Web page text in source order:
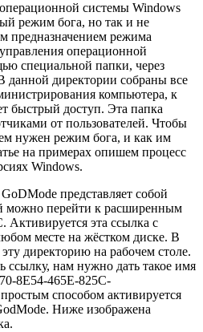
системы Windows
режим бога, но так и не
предназначением режима
операционной
специальной папки, через
данной директории собраны все
компьютера, к
быстрый доступ. Эта папка
от пользователей. Чтобы
нужен режим бога, и как им
на примерах опишем процесс
Windows.
представляет собой
можно перейти к расширенным
эта ссылка с
месте на жёстком диске. В
директорию на рабочем столе.
ссылку, нам нужно дать такое имя
8E54-465E-825C-
способом активируется
Ниже изображена